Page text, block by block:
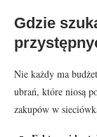
Gdzie
Nie każdy ma
ubrań, które niosą
zakupów w